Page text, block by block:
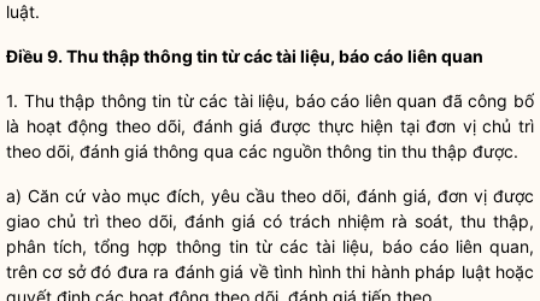
luật.
Điều 9. Thu thập thông tin từ các tài liệu, báo cáo liên quan
1. Thu thập thông tin từ các tài liệu, báo cáo liên quan đã công bố
là hoạt động theo dõi, đánh giá được thực hiện tại đơn vị chủ trì
theo dõi, đánh giá thông qua các nguồn thông tin thu thập được.
a) Căn cứ vào mục đích, yêu cầu theo dõi, đánh giá, đơn vị được
giao chủ trì theo dõi, đánh giá có trách nhiệm rà soát, thu thập,
phân tích, tổng hợp thông tin từ các tài liệu, báo cáo liên quan,
trên cơ sở đó đưa ra đánh giá về tình hình thi hành pháp luậthoặc
quyết định các hoạt động theo dõi, đánh giá tiếp theo.